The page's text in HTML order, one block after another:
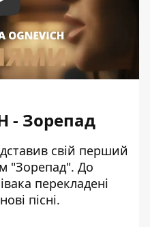
- Зорепад
свій перший
"Зорепад". До
перекладені
пісні.